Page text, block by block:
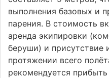
выполнения базовых и
парения. В стоимость
аренда экипировки
беруши) и присутствие
протяжении всего
рекомендуется